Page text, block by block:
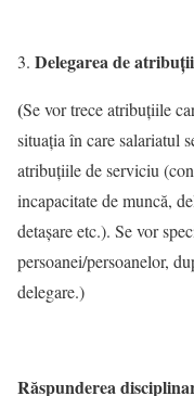
Delegarea de
(Se vor trece atribuţiile
situaţia în care salariatul
atribuţiile de serviciu
incapacitate de muncă,
detaşare etc.). Se vor
persoanei/persoanelor,
delegare.)
Răspunderea